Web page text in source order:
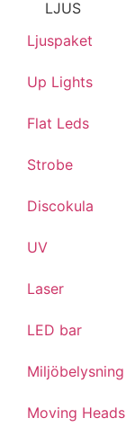
LJUS
Ljuspaket
Up Lights
Flat Leds
Strobe
Discokula
UV
Laser
LED bar
Miljöbelysning
Moving Heads